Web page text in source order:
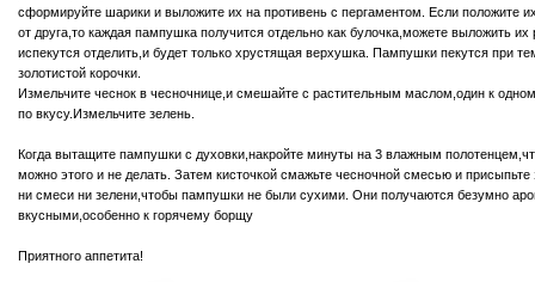
сформируйте шарики и выложите их на противень с пергаментом. Если положите
от друга,то каждая пампушка получится отдельно как булочка,можете выложить их
испекутся отделить,и будет только хрустящая верхушка. Пампушки пекутся при
золотистой корочки.
Измельчите чеснок в чесночнице,и смешайте с растительным маслом,один к
по вкусу.Измельчите зелень.
Когда вытащите пампушки с духовки,накройте минуты на 3 влажным
можно этого и не делать. Затем кисточкой смажьте чесночной смесью и
ни смеси ни зелени,чтобы пампушки не были сухими. Они получаются безумно
вкусными,особенно к горячему борщу
Приятного аппетита!